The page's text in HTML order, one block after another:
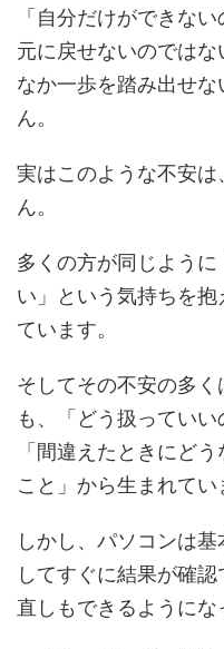
「自分だけができな
元に戻せないのでは
なか一歩を踏み出せ
ん。
実はこのような不安
ん。
多くの方が同じよう
い」という気持ちを
ています。
そしてその不安の多
も、「どう扱ってい
「間違えたときにど
こと」から生まれてい
しかし、パソコンは
してすぐに結果が確
直しもできるようにな